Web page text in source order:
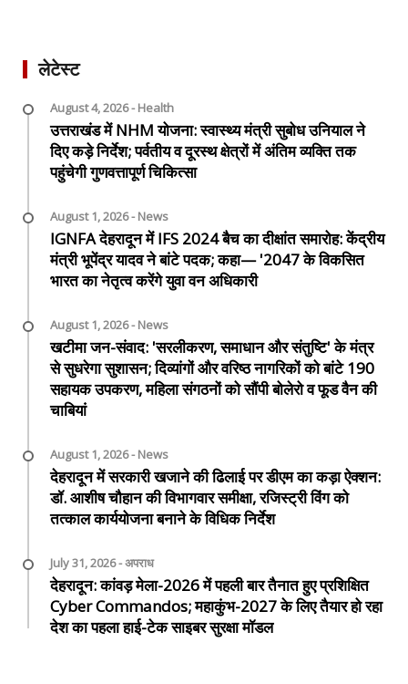
लेटेस्ट
August 4, 2026 - Health
उत्तराखंड में NHM योजना: स्वास्थ्य मंत्री सुबोध उनियाल ने
दिए कड़े निर्देश; पर्वतीय व दूरस्थ क्षेत्रों में अंतिम व्यक्ति तक
पहुंचेगी गुणवत्तापूर्ण चिकित्सा
August 1, 2026 - News
IGNFA देहरादून में IFS 2024 बैच का दीक्षांत समारोह: केंद्रीय
मंत्री भूपेंद्र यादव ने बांटे पदक; कहा— '2047 के विकसित
भारत का नेतृत्व करेंगे युवा वन अधिकारी
August 1, 2026 - News
खटीमा जन-संवाद: 'सरलीकरण, समाधान और संतुष्टि' के मंत्र
से सुधरेगा सुशासन; दिव्यांगों और वरिष्ठ नागरिकों को बांटे 190
सहायक उपकरण, महिला संगठनों को सौंपी बोलेरो व फूड वैन की
चाबियां
August 1, 2026 - News
देहरादून में सरकारी खजाने की ढिलाई पर डीएम का कड़ा ऐक्शन:
डॉ. आशीष चौहान की विभागवार समीक्षा, रजिस्ट्री विंग को
तत्काल कार्ययोजना बनाने के विधिक निर्देश
July 31, 2026 - अपराध
देहरादून: कांवड़ मेला-2026 में पहली बार तैनात हुए प्रशिक्षित
Cyber Commandos; महाकुंभ-2027 के लिए तैयार हो रहा
देश का पहला हाई-टेक साइबर सुरक्षा मॉडल